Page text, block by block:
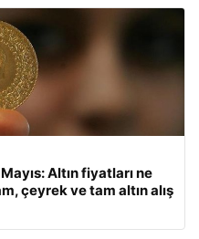
Altın fiyatları ne
çeyrek ve tam altın alış